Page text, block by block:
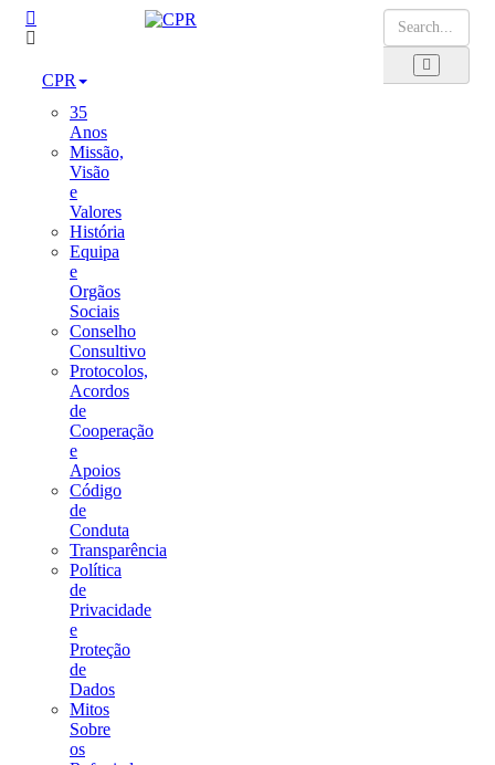
CPR
35
Anos
Missão,
Visão
e
Valores
História
Equipa
e
Orgãos
Sociais
Conselho
Consultivo
Protocolos,
Acordos
de
Cooperação
e
Apoios
Código
de
Conduta
Transparência
Política
de
Privacidade
e
Proteção
de
Dados
Mitos
Sobre
os